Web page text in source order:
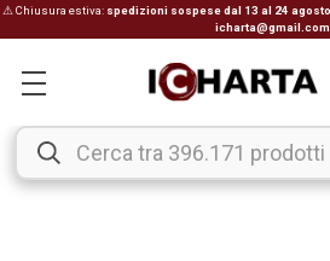
⚠ Chiusura estiva: spedizioni sospese dal 13 al 24 agosto
icharta@gmail.com